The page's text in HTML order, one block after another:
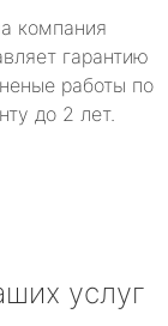
компания
гарантию
работы по
до 2 лет.
услуг